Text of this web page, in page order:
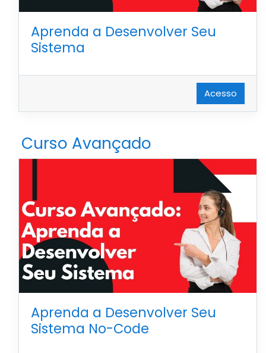
Aprenda a Desenvolver Seu
Sistema
Acesso
Curso Avançado
Aprenda a Desenvolver Seu
Sistema No-Code